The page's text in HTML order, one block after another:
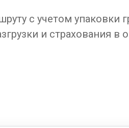
с учетом упаковки
и страхования в